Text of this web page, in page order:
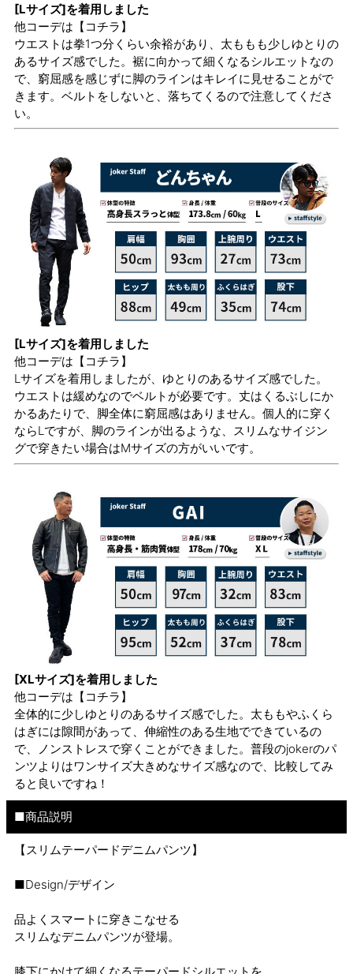
[Lサイズ]を着用しました
他コーデは 【コチラ】
ウエストは拳1つ分くらい余裕があり、太ももも少しゆとりの
あるサイズ感でした。裾に向かって細くなるシルエットなの
で、窮屈感を感じずに脚のラインはキレイに見せることがで
きます。ベルトをしないと、落ちてくるので注意してくださ
い。
[Lサイズ]を着用しました
他コーデは 【コチラ】
Lサイズを着用しましたが、ゆとりのあるサイズ感でした。
ウエストは緩めなのでベルトが必要です。丈はくるぶしにか
かるあたりで、脚全体に窮屈感はありません。個人的に穿く
ならLですが、脚のラインが出るような、スリムなサイジン
グで穿きたい場合はMサイズの方がいいです。
[XLサイズ]を着用しました
他コーデは 【コチラ】
全体的に少しゆとりのあるサイズ感でした。太ももやふくら
はぎには隙間があって、伸縮性のある生地でできているの
で、ノンストレスで穿くことができました。普段のjokerのパ
ンツよりはワンサイズ大きめなサイズ感なので、比較してみ
ると良いですね！
■商品説明
【スリムテーパードデニムパンツ】
■Design/デザイン
品よくスマートに穿きこなせる
スリムなデニムパンツが登場。